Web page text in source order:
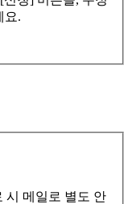
요.
시 메일로 별도 안